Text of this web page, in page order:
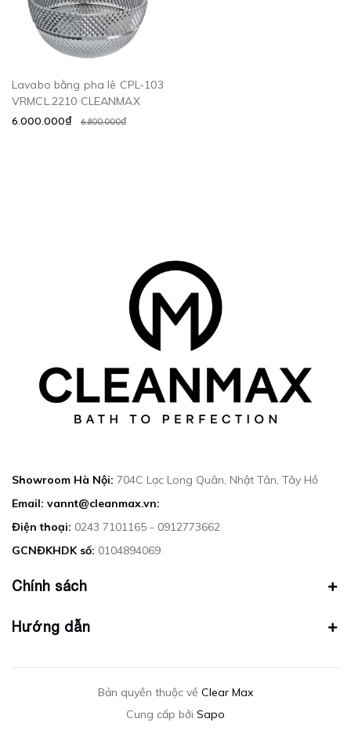
Lavabo bằng pha lê CPL-103
VRMCL.2210 CLEANMAX
6.000.000₫ 6.800.000₫
Showroom Hà Nội: 704C Lạc Long Quân, Nhật Tân, Tây Hồ
Email: vannt@cleanmax.vn:
Điện thoại: 0243 7101165 - 0912773662
GCNĐKHDK số: 0104894069
Chính sách
Hướng dẫn
Bản quyền thuộc về Clear Max
Cung cấp bởi Sapo